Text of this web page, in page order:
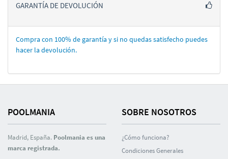
GARANTÍA DE DEVOLUCIÓN
Compra con 100% de garantí­a y si no quedas satisfecho puedes
hacer la devolución.
POOLMANIA
Madrid, España. Poolmania es una
marca registrada.
SOBRE NOSOTROS
¿Cómo funciona?
Condiciones Generales